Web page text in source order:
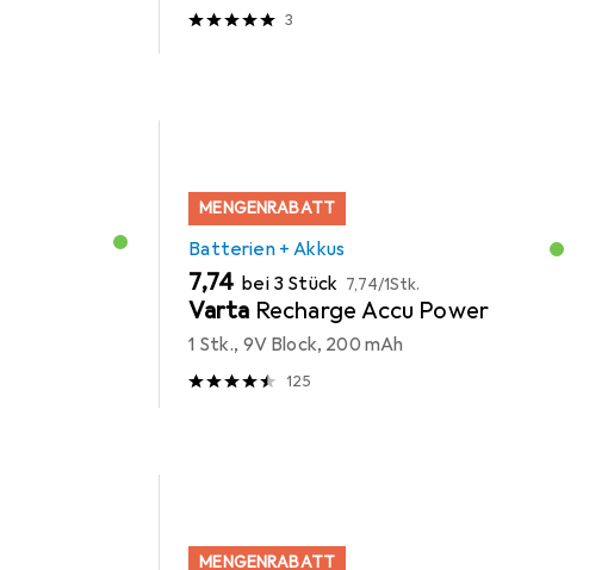
3
MENGENRABATT
Batterien + Akkus
EUR
7,74 bei 3 Stück EUR
7,74/1Stk.
Varta Recharge Accu Power
1 Stk., 9V Block, 200 mAh
125
MENGENRABATT